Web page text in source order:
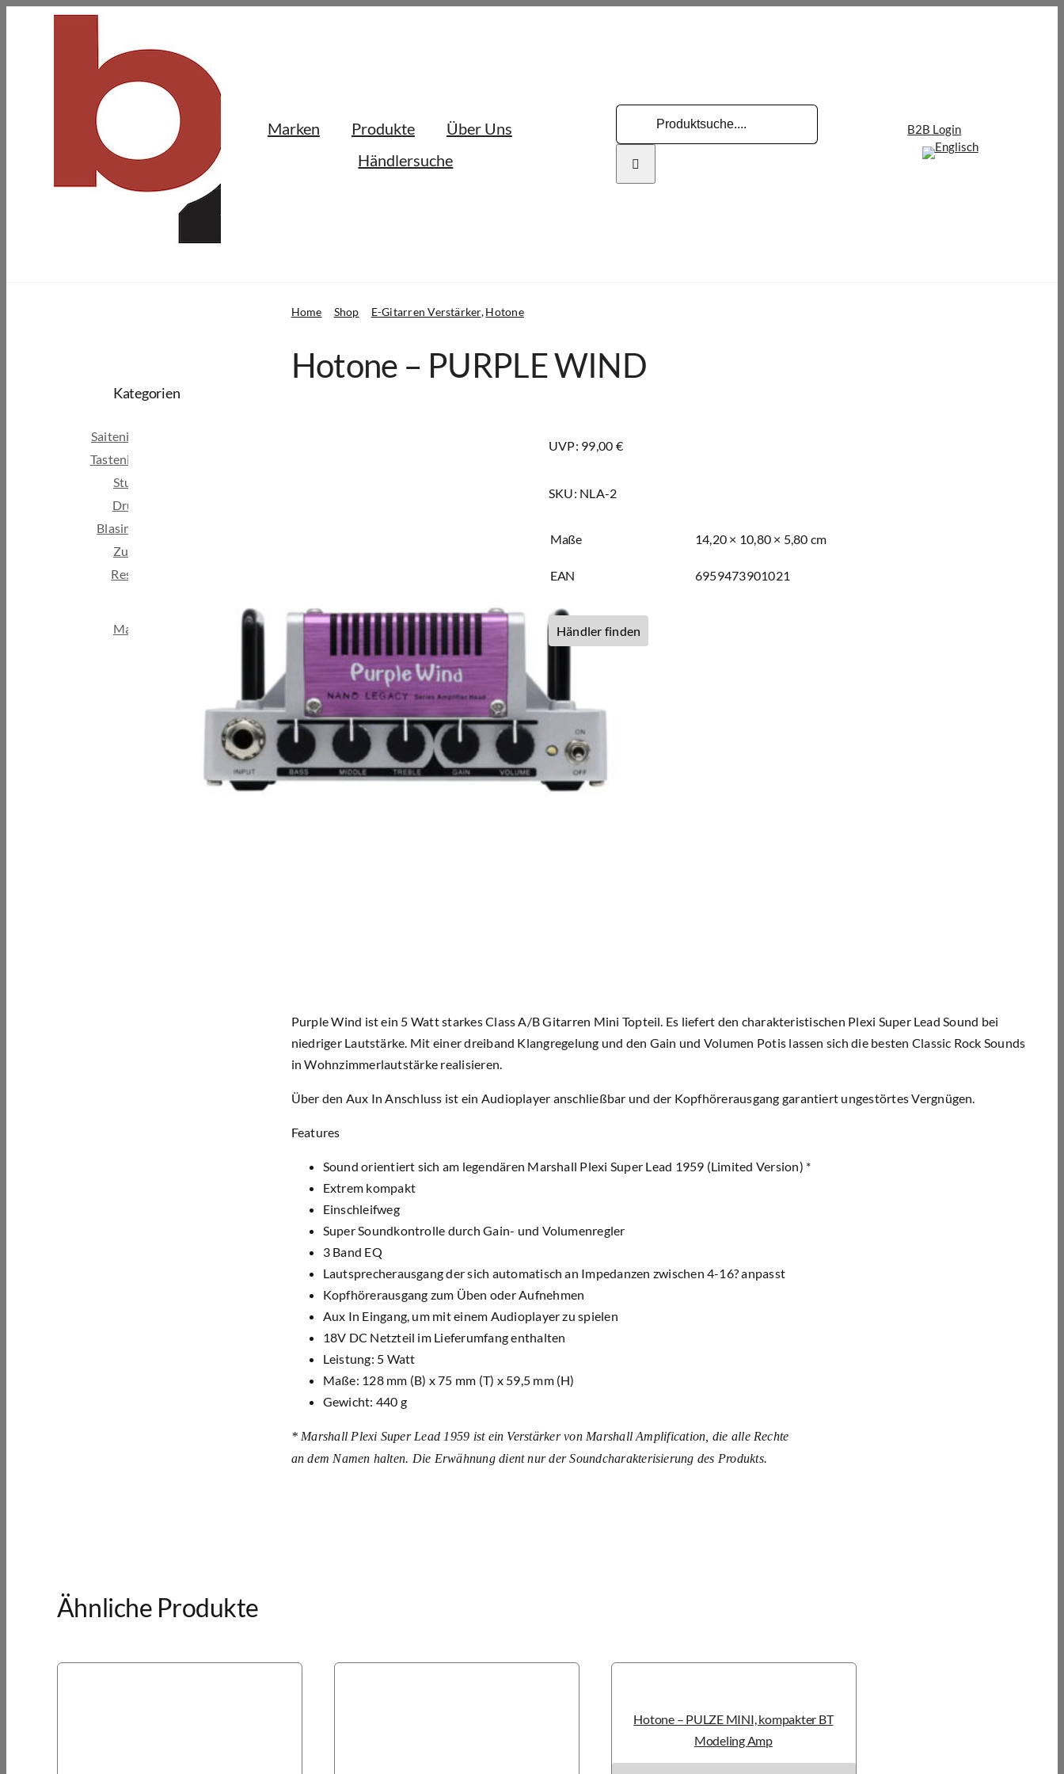
Marken Produkte
Über Uns
Händlersuche
B2B Login
Home Shop E-Gitarren Verstärker Hotone
Kategorien
Saiteninstrumente
Tasteninstrumente
Studio & Broadcast
Drums & Percussion
Blasinstrumente
Zubehör
Restposten & B-Ware
Marken
Hotone – PURPLE WIND
UVP: 99,00 €
SKU: NLA-2
Maße 14,20 × 10,80 × 5,80 cm
EAN 6959473901021
Händler finden
Purple Wind ist ein 5 Watt starkes Class A/B Gitarren Mini Topteil. Es liefert den charakteristischen Plexi Super Lead Sound bei
niedriger Lautstärke. Mit einer dreiband Klangregelung und den Gain und Volumen Potis lassen sich die besten Classic Rock Sounds
in Wohnzimmerlautstärke realisieren.
Über den Aux In Anschluss ist ein Audioplayer anschließbar und der Kopfhörerausgang garantiert ungestörtes Vergnügen.
Features
Sound orientiert sich am legendären Marshall Plexi Super Lead 1959 (Limited Version) *
Extrem kompakt
Einschleifweg
Super Soundkontrolle durch Gain- und Volumenregler
3 Band EQ
Lautsprecherausgang der sich automatisch an Impedanzen zwischen 4-16? anpasst
Kopfhörerausgang zum Üben oder Aufnehmen
Aux In Eingang, um mit einem Audioplayer zu spielen
18V DC Netzteil im Lieferumfang enthalten
Leistung: 5 Watt
Maße: 128 mm (B) x 75 mm (T) x 59,5 mm (H)
Gewicht: 440 g
* Marshall Plexi Super Lead 1959 ist ein Verstärker von Marshall Amplification, die alle Rechte
an dem Namen halten. Die Erwähnung dient nur der Soundcharakterisierung des Produkts.
Ähnliche Produkte
Hotone – PULZE MINI, kompakter BT
Modeling Amp